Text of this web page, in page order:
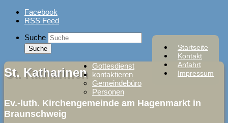
Skip
Facebook
RSS Feed
Startseite
Kontakt
Anfahrt
Impressum
Suche
St. Katharinen
Ev.-luth. Kirchengemeinde am Hagenmarkt in
Braunschweig
Gottesdienst
kontaktieren
Gemeindebüro
Personen